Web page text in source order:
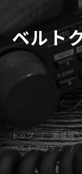
ベルト
トップ
無線機
ベルトクリップ